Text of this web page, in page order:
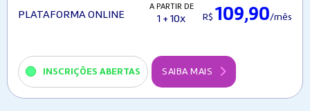
PLATAFORMA ONLINE
A PARTIR DE
1 + 10x R$ 109,90/mês
INSCRIÇÕES ABERTAS SAIBA MAIS